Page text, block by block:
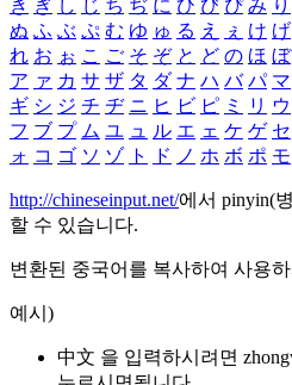
き ぎ し じ ち ぢ に ひ び ぴ み り
ぬ ふ ぶ ぷ む ゆ ゅ る え ぇ け げ
れ お ぉ こ ご そ ぞ と ど の ほ ぼ
ア ァ カ サ ザ タ ダ ナ ハ バ パ マ
ギ シ ジ チ ヂ ニ ヒ ビ ピ ミ リ ウ
フ ブ プ ム ユ ュ ル エ ェ ケ ゲ セ
ォ コ ゴ ソ ゾ ト ド ノ ホ ボ ポ モ
http://chineseinput.net/에서 pinyin(
할 수 있습니다.
변환된 중국어를 복사하여 사용
예시)
中文 을 입력하시려면